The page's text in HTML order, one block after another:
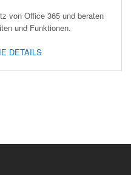
von Office 365 und beraten
und Funktionen.
DETAILS